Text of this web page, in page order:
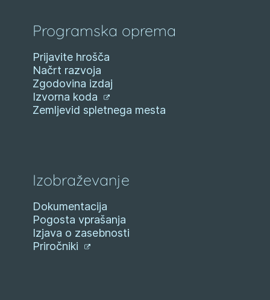
Programska oprema
Prijavite hrošča
Načrt razvoja
Zgodovina izdaj
Izvorna koda
Zemljevid spletnega mesta
Izobraževanje
Dokumentacija
Pogosta vprašanja
Izjava o zasebnosti
Priročniki